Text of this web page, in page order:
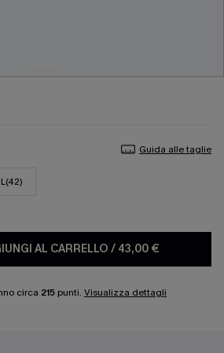
Guida alle taglie
L(42)
AL CARRELLO / 43,00 €
circa 215 punti. Visualizza dettagli